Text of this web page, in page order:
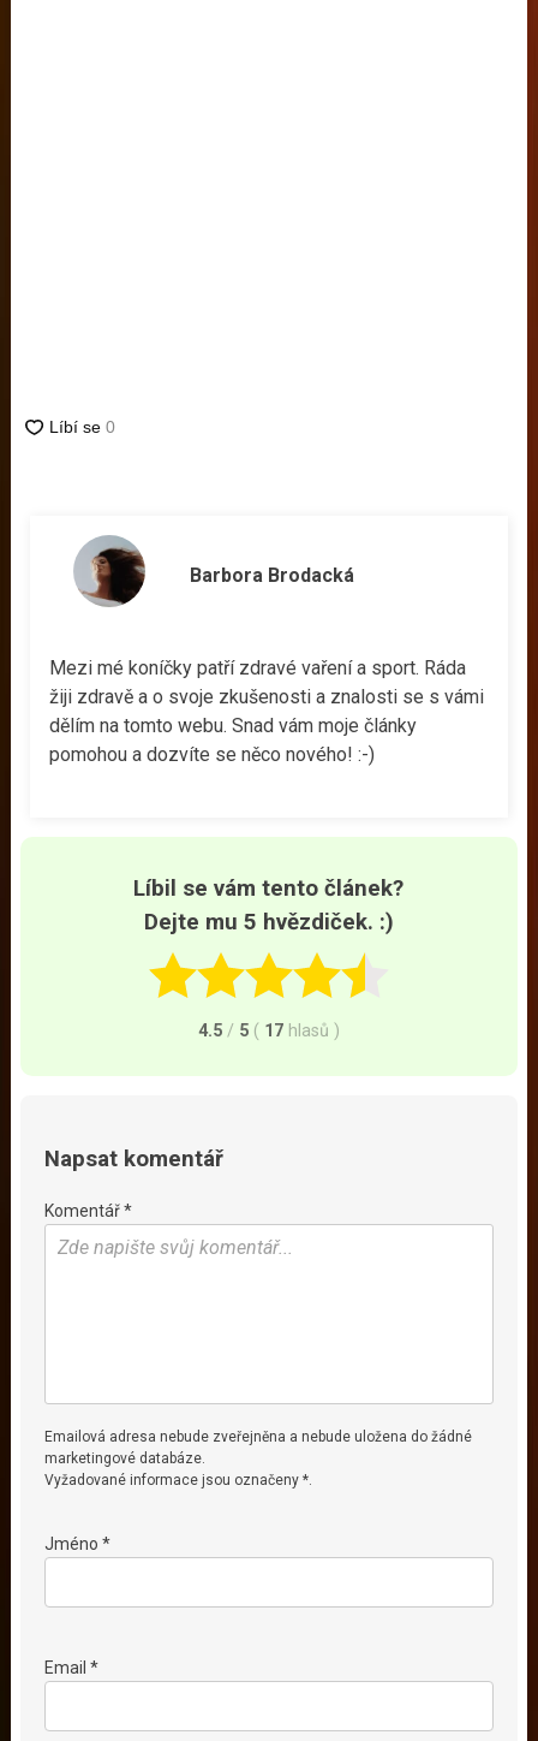
Barbora Brodacká
Mezi mé koníčky patří zdravé vaření a sport. Ráda
žiji zdravě a o svoje zkušenosti a znalosti se s vámi
dělím na tomto webu. Snad vám moje články
pomohou a dozvíte se něco nového! :-)
Líbil se vám tento článek?
Dejte mu 5 hvězdiček. :)
4.5 / 5 ( 17 hlasů )
Napsat komentář
Komentář *
Emailová adresa nebude zveřejněna a nebude uložena do žádné
marketingové databáze.
Vyžadované informace jsou označeny *.
Jméno *
Email *